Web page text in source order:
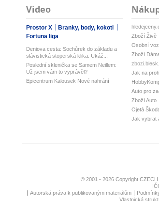
Video
Prostor X
Branky, body, kokoti
Fortuna liga
Deniova cesta: Sochůrek do základu a
slávistická stoperská klika. Ukáž...
Poslední sklenička se Samem Neillem:
Už jsem vám to vyprávěl?
Epicentrum Kalousek Nové nahrání
Zboží Živě
Osobní
Zboží
Jak na
Auto pro
Zboží Auto
Ojetá
Jak vybrat
© 2001 - 2026 Copyright CZECH
Autorská práva k publikovaným materiálům
Vlastnická